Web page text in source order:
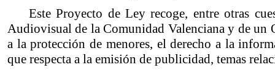
Este Proyecto de Ley recoge, entre otras
Audiovisual de la Comunidad Valenciana y de un
a la protección de menores, el derecho a la
que respecta a la emisión de publicidad, temas